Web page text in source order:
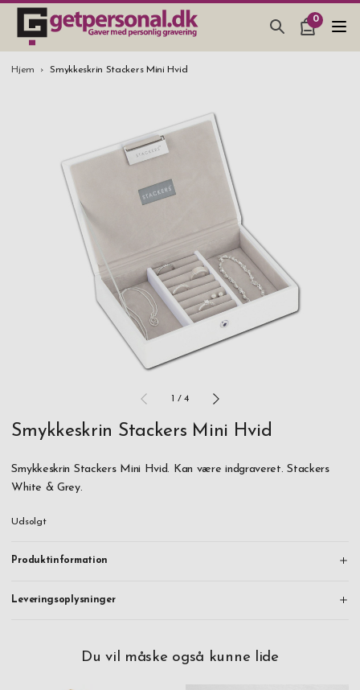
0
GAVEARTIKLAR & TING
SMYKKER & ACCESSORIES
GAVEIDEER
BRYLLUPSGAVE 2026
STUDENTERGAVE 2026
Hjem Smykkeskrin Stackers Mini Hvid
1 /4
Smykkeskrin Stackers Mini Hvid
Smykkeskrin Stackers Mini Hvid. Kan være indgraveret. Stackers
White & Grey.
Udsolgt
Produktinformation
Leveringsoplysninger
Du vil måske også kunne lide